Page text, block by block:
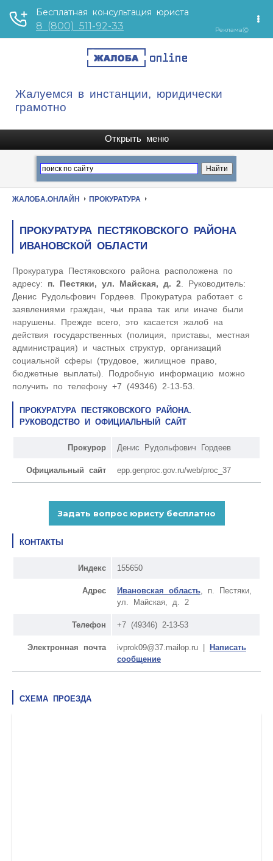
Жалуемся в инстанции, юридически
грамотно
ЖАЛОБА.ОНЛАЙН ПРОКУРАТУРА
ПРОКУРАТУРА ПЕСТЯКОВСКОГО РАЙОНА
ИВАНОВСКОЙ ОБЛАСТИ
Прокуратура Пестяковского района расположена по
адресу: п. Пестяки, ул. Майская, д. 2 . Руководитель:
Денис Рудольфович Гордеев. Прокуратура работает с
заявлениями граждан, чьи права так или иначе были
нарушены. Прежде всего, это касается жалоб на
действия государственных (полиция, приставы, местная
администрация) и частных структур, организаций
социальной сферы (трудовое, жилищное право,
бюджетные выплаты). Подробную информацию можно
получить по телефону +7 (49346) 2-13-53.
ПРОКУРАТУРА ПЕСТЯКОВСКОГО РАЙОНА.
РУКОВОДСТВО И ОФИЦИАЛЬНЫЙ САЙТ
Прокурор Денис Рудольфович Гордеев
Официальный сайт epp.genproc.gov.ru/web/proc_37
КОНТАКТЫ
Индекс 155650
Адрес Ивановская область , п. Пестяки,
ул. Майская, д. 2
Телефон +7 (49346) 2-13-53
Электронная почта ivprok09@37.mailop.ru |
Написать
сообщение
СХЕМА ПРОЕЗДА